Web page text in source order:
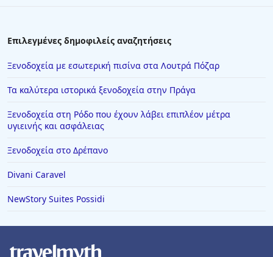
Ξενοδοχεία στη Φλώρινα
Ξενοδοχεία στην Εύβοια
Ξενοδοχεία στην Πύλο
Ξενοδοχεία στον Μυστρά
Ξενοδοχεία στο Ντουμπάι
Ξενοδοχεία στη Νέα Μάκρη
Ξενοδοχεία στην Καρδαμύλη
Επιλεγμένες δημοφιλείς αναζητήσεις
Ξενοδοχεία με εσωτερική πισίνα στα Λουτρά Πόζαρ
Τα καλύτερα ιστορικά ξενοδοχεία στην Πράγα
Ξενοδοχεία στη Ρόδο που έχουν λάβει επιπλέον μέτρα
υγιεινής και ασφάλειας
Ξενοδοχεία στο Δρέπανο
Divani Caravel
NewStory Suites Possidi